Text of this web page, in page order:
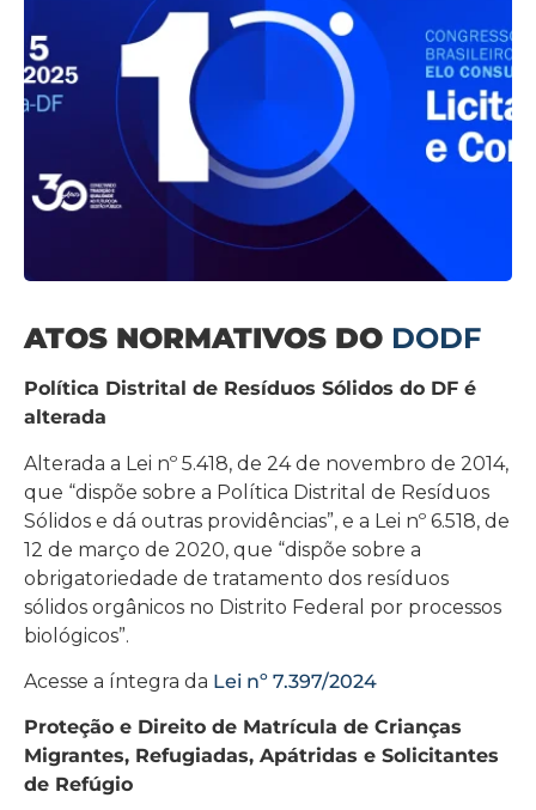
ATOS NORMATIVOS DO DODF
Política Distrital de Resíduos Sólidos do DF é
alterada
Alterada a Lei nº 5.418, de 24 de novembro de 2014,
que “dispõe sobre a Política Distrital de Resíduos
Sólidos e dá outras providências”, e a Lei nº 6.518, de
12 de março de 2020, que “dispõe sobre a
obrigatoriedade de tratamento dos resíduos
sólidos orgânicos no Distrito Federal por processos
biológicos”.
Acesse a íntegra da Lei nº 7.397/2024
Proteção e Direito de Matrícula de Crianças
Migrantes, Refugiadas, Apátridas e Solicitantes
de Refúgio